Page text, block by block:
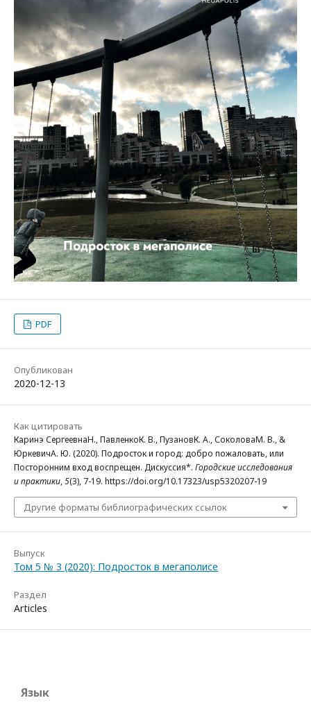
PDF
Опубликован
2020-12-13
Как цитировать
Каринэ СергеевнаН., ПавленкоК. В., ПузановК. А., СоколоваМ. В., &
ЮркевичА. Ю. (2020). Подросток и город: добро пожаловать, или
Посторонним вход воспрещен. Дискуссия*. Городские исследования
и практики,5(3), 7-19. https://doi.org/10.17323/usp5320207-19
Другие форматы библиографических ссылок
Выпуск
Том 5 № 3 (2020): Подросток в мегаполисе
Раздел
Articles
Язык